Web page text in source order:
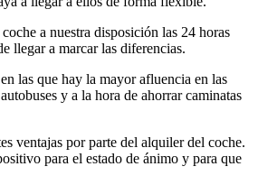
a nuestra disposición las 24 horas
llegar a marcar las diferencias.
las que hay la mayor afluencia en las
y a la hora de ahorrar caminatas
ventajas por parte del alquiler del coche.
para el estado de ánimo y para que